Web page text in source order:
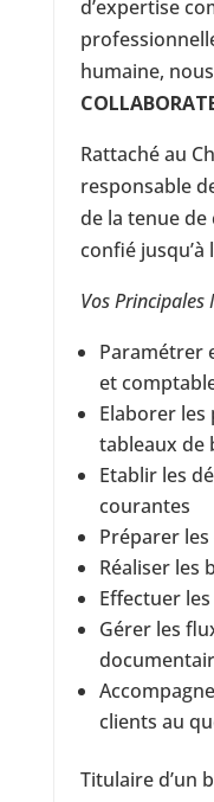
d’expertise
humaine,
Rattaché au
responsable
de la tenue
confié jusqu’à
Vos Principales
Paramétrer
et
Elaborer
tableaux de
Etablir les
courantes
Préparer
Réaliser les
Effectuer
Gérer les
clients au
Titulaire d’un